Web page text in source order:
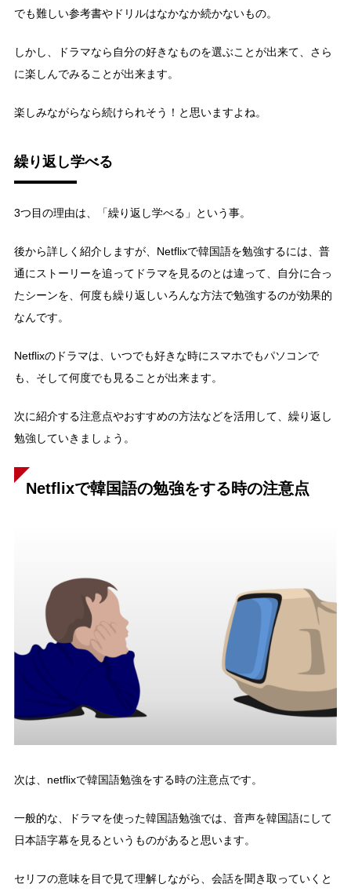
でも難しい参考書やドリルはなかなか続かないもの。
しかし、ドラマなら自分の好きなものを選ぶことが出来て、さら
に楽しんでみることが出来ます。
楽しみながらなら続けられそう！と思いますよね。
繰り返し学べる
3つ目の理由は、「繰り返し学べる」という事。
後から詳しく紹介しますが、Netflixで韓国語を勉強するには、普
通にストーリーを追ってドラマを見るのとは違って、自分に合っ
たシーンを、何度も繰り返しいろんな方法で勉強するのが効果的
なんです。
Netflixのドラマは、いつでも好きな時にスマホでもパソコンで
も、そして何度でも見ることが出来ます。
次に紹介する注意点やおすすめの方法などを活用して、繰り返し
勉強していきましょう。
Netflixで韓国語の勉強をする時の注意点
次は、netflixで韓国語勉強をする時の注意点です。
一般的な、ドラマを使った韓国語勉強では、音声を韓国語にして
日本語字幕を見るというものがあると思います。
セリフの意味を目で見て理解しながら、会話を聞き取っていくと